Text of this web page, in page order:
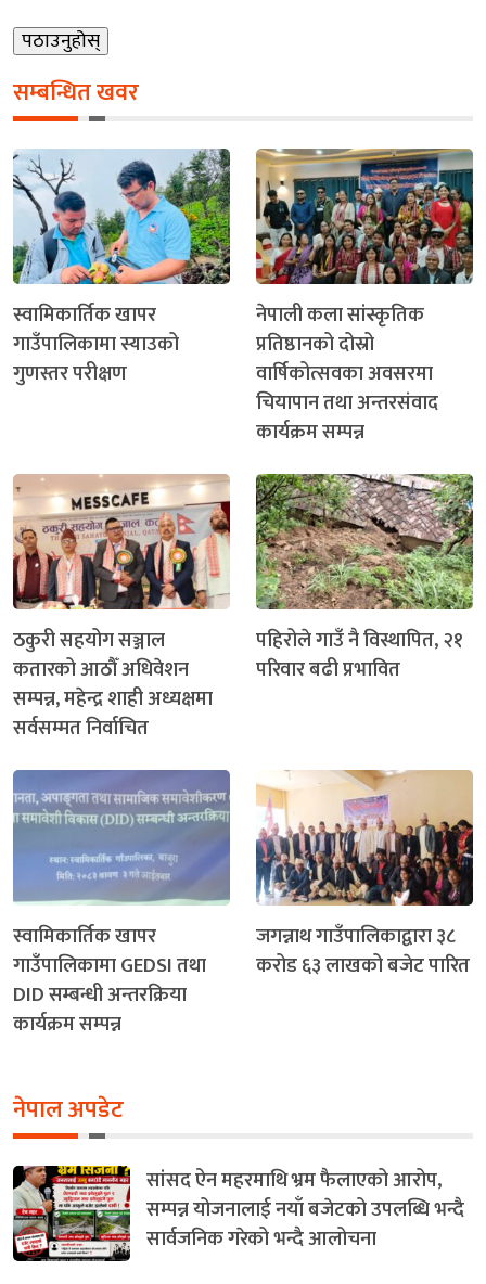
सम्बन्धित खवर
स्वामिकार्तिक खापर
गाउँपालिकामा स्याउको
गुणस्तर परीक्षण
नेपाली कला सांस्कृतिक
प्रतिष्ठानको दोस्रो
वार्षिकोत्सवका अवसरमा
चियापान तथा अन्तरसंवाद
कार्यक्रम सम्पन्न
ठकुरी सहयोग सञ्जाल
कतारको आठौँ अधिवेशन
सम्पन्न, महेन्द्र शाही अध्यक्षमा
सर्वसम्मत निर्वाचित
पहिरोले गाउँ नै विस्थापित, २१
परिवार बढी प्रभावित
स्वामिकार्तिक खापर
गाउँपालिकामा GEDSI तथा
DID सम्बन्धी अन्तरक्रिया
कार्यक्रम सम्पन्न
जगन्नाथ गाउँपालिकाद्वारा ३८
करोड ६३ लाखको बजेट पारित
नेपाल अपडेट
सांसद ऐन महरमाथि भ्रम फैलाएको आरोप,
सम्पन्न योजनालाई नयाँ बजेटको उपलब्धि भन्दै
सार्वजनिक गरेको भन्दै आलोचना